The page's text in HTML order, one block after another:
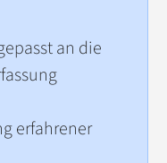
an die
erfahrener